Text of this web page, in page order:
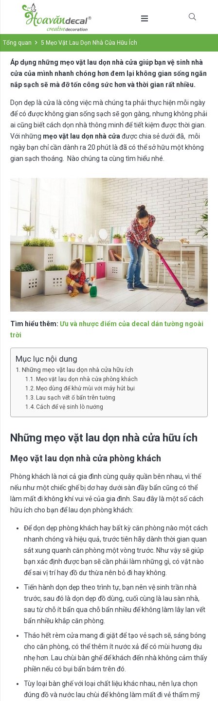
Tổng quan 5 Mẹo Vặt Lau Dọn Nhà Cửa Hữu Ích
Áp dụng những mẹo vặt lau dọn nhà cửa giúp bạn vệ sinh nhà
cửa của mình nhanh chóng hơn đem lại không gian sống ngăn
nắp sạch sẽ mà đỡ tốn công sức hơn và thời gian rất nhiều.
Dọn dẹp là cửa là công việc mà chúng ta phải thực hiện mỗi ngày
để có được không gian sống sạch sẽ gọn gàng, nhưng không phải
ai cũng biết cách dọn nhà thông minh để tiết kiệm được thời gian.
Với những mẹo vặt lau dọn nhà cửa được chia sẻ dưới đâ, mỗi
ngày bạn chỉ cần dành ra 20 phút là đã có thể sở hữu một không
gian sạch thoáng. Nào chúng ta cùng tìm hiểu nhé.
Tìm hiểu thêm: Ưu và nhược điểm của decal dán tường ngoài
trời
Mục lục nội dung
Những mẹo vặt lau dọn nhà cửa hữu ích
Mẹo vặt lau dọn nhà cửa phòng khách
Mẹo dùng để khử mùi với máy hút bụi
Lau sạch vết ố bẩn trên tường
Cách để vệ sinh lò nướng
Những mẹo vặt lau dọn nhà cửa hữu ích
Mẹo vặt lau dọn nhà cửa phòng khách
Phòng khách là nơi cả gia đình cùng quây quần bên nhau, vì thế
nếu như một chiếc ghế bị dơ hay dưới sàn đầy bẩn cũng có thể
làm mất đi không khí vui vẻ của gia đình. Sau đây là một số cách
hữu ích cho bạn để lau dọn phòng khách:
Để dọn dẹp phòng khách hay bất kỳ căn phòng nào một cách
nhanh chóng và hiệu quả, trước tiên hãy dành thời gian quan
sát xung quanh căn phòng một vòng trước. Như vậy sẽ giúp
bạn xác định được bạn sẽ cần phải làm những gì, có vật nào
để sai vị trí hay đồ dư thừa nên bỏ đi hay không.
Tiến hành dọn dẹp theo trình tự, bạn nên vệ sinh trần nhà
trước, sau đó là dọn dẹp đồ dùng, cuối cùng là lau sàn nhà,
sau từ chỗ ít bẩn qua chỗ bẩn nhiều để không làm lây lan vết
bẩn nhiều khắp căn phòng.
Tháo hết rèm cửa mang đi giặt để tạo vẻ sạch sẽ, sáng bóng
cho căn phòng, có thể thêm ít nước xả để có mùi hương dịu
nhẹ hơn. Lau chùi bàn ghế để khách đến nhà không cảm thấy
phiền nếu có bụi bẩn bám trên đó.
Tùy loại bàn ghế với loại chất liệu khác nhau, nên lựa chọn
đúng đồ và nước lau chùi để không làm mất đi vẻ thẩm mỹ